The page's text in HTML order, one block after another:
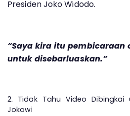
Presiden Joko Widodo.
“Saya kira itu pembicaraan
untuk disebarluaskan.”
2. Tidak Tahu Video Dibingkai
Jokowi